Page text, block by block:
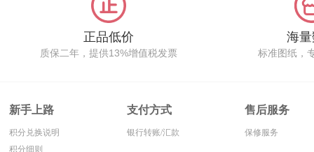
正品低价
质保二年，提供13%增值税发票
海
标准图纸，
新手上路
积分兑换说明
积分细则
支付方式
银行转账/汇款
售后服务
保修服务